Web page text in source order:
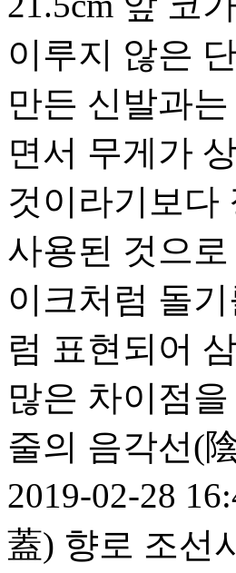
이루지 않은
만든 신발과
면서 무게가
것이라기보다
사용된 것으
이크처럼 돌
럼 표현되어
많은 차이점
줄의 음각선(
2019-02-28
蓋) 향로 조선